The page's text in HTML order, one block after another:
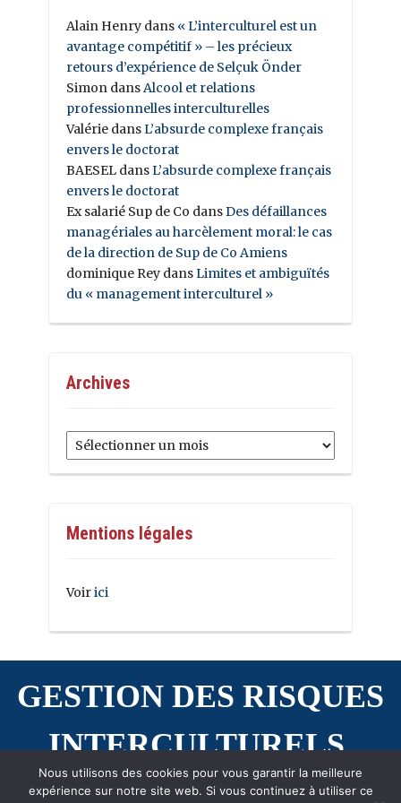
Alain Henry dans « L’interculturel est un
avantage compétitif » – les précieux
retours d’expérience de Selçuk Önder
Simon dansAlcool et relations
professionnelles interculturelles
Valérie dansL’absurde complexe français
envers le doctorat
BAESEL dansL’absurde complexe français
envers le doctorat
Ex salarié Sup de Co dansDes défaillances
managériales au harcèlement moral: le cas
de la direction de Sup de Co Amiens
dominique Rey dansLimites et ambiguïtés
du « management interculturel »
Archives
Archives
Mentions légales
Voirici
GESTION DES RISQUES
INTERCULTURELS
Nous utilisons des cookies pour vous garantir la meilleure
expérience sur notre site web. Si vous continuez à utiliser ce